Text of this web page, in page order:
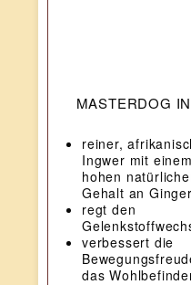
MASTERDOG
reiner,
Ingwer mit einem
hohen
Gehalt an
regt den
verbessert die
das